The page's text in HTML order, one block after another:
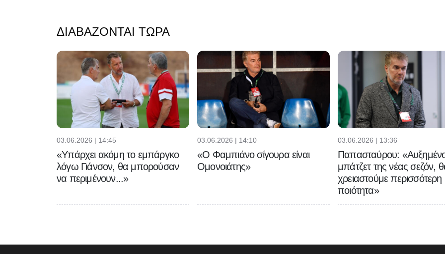
ΔΙΑΒΆΖΟΝΤΑΙ ΤΏΡΑ
03.06.2026 | 14:45
«Υπάρχει ακόμη το εμπάργκο
λόγω Γιάνσον, θα μπορούσαν
να περιμένουν...»
03.06.2026 | 14:10
«Ο Φαμπιάνο σίγουρα είναι
Ομονοιάτης»
03.06.2026 | 13:36
Παπασταύρου:
μπάτζετ της νέας σεζόν,
χρειαστούμε περισσότερη
ποιότητα»